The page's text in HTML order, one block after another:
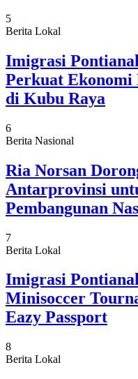
5
Berita Lokal
Imigrasi
Perkuat Ekonomi
di Kubu Raya
6
Berita Nasional
Ria Norsan
Antarprovinsi
Pembangunan
7
Berita Lokal
Imigrasi
Minisoccer
Eazy Passport
8
Berita Lokal